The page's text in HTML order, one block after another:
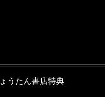
うたん書店特典